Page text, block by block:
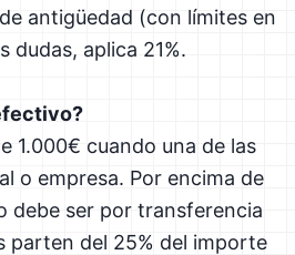
antigüedad (con límites en
dudas, aplica 21%.
1.000€ cuando una de las
o empresa. Por encima de
debe ser por transferencia
parten del 25% del importe